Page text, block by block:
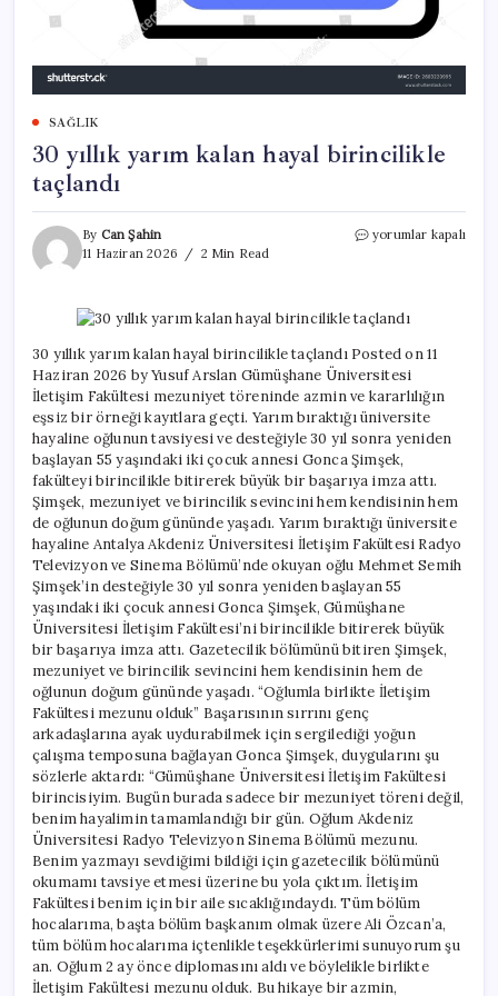
SAĞLIK
30 yıllık yarım kalan hayal birincilikle
taçlandı
By Can Şahin
11 Haziran 2026
2 Min Read
30
birincilikle
taçlandı
yorumlar kapalı
30 yıllık yarım kalan hayal birincilikle taçlandı Posted on 11
Haziran 2026 by Yusuf Arslan Gümüşhane Üniversitesi
İletişim Fakültesi mezuniyet töreninde azmin ve kararlılığın
eşsiz bir örneği kayıtlara geçti. Yarım bıraktığı üniversite
hayaline oğlunun tavsiyesi ve desteğiyle 30 yıl sonra yeniden
başlayan 55 yaşındaki iki çocuk annesi Gonca Şimşek,
fakülteyi birincilikle bitirerek büyük bir başarıya imza attı.
Şimşek, mezuniyet ve birincilik sevincini hem kendisinin hem
de oğlunun doğum gününde yaşadı. Yarım bıraktığı üniversite
hayaline Antalya Akdeniz Üniversitesi İletişim Fakültesi Radyo
Televizyon ve Sinema Bölümü’nde okuyan oğlu Mehmet Semih
Şimşek’in desteğiyle 30 yıl sonra yeniden başlayan 55
yaşındaki iki çocuk annesi Gonca Şimşek, Gümüşhane
Üniversitesi İletişim Fakültesi’ni birincilikle bitirerek büyük
bir başarıya imza attı. Gazetecilik bölümünü bitiren Şimşek,
mezuniyet ve birincilik sevincini hem kendisinin hem de
oğlunun doğum gününde yaşadı. “Oğlumla birlikte İletişim
Fakültesi mezunu olduk” Başarısının sırrını genç
arkadaşlarına ayak uydurabilmek için sergilediği yoğun
çalışma temposuna bağlayan Gonca Şimşek, duygularını şu
sözlerle aktardı: “Gümüşhane Üniversitesi İletişim Fakültesi
birincisiyim. Bugün burada sadece bir mezuniyet töreni değil,
benim hayalimin tamamlandığı bir gün. Oğlum Akdeniz
Üniversitesi Radyo Televizyon Sinema Bölümü mezunu.
Benim yazmayı sevdiğimi bildiği için gazetecilik bölümünü
okumamı tavsiye etmesi üzerine bu yola çıktım. İletişim
Fakültesi benim için bir aile sıcaklığındaydı. Tüm bölüm
hocalarıma, başta bölüm başkanım olmak üzere Ali Özcan’a,
tüm bölüm hocalarıma içtenlikle teşekkürlerimi sunuyorum şu
an. Oğlum 2 ay önce diplomasını aldı ve böylelikle birlikte
İletişim Fakültesi mezunu olduk. Bu hikaye bir azmin,